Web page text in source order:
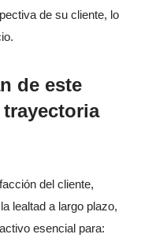
de su cliente, lo
de este
del cliente,
lealtad a largo plazo,
esencial para: